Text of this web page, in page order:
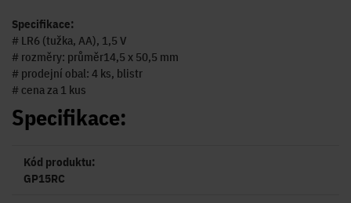
Specifikace:
# LR6 (tužka, AA), 1,5 V
# rozměry: průměr14,5 x 50,5 mm
# prodejní obal: 4 ks, blistr
# cena za 1 kus
Specifikace:
Kód produktu:
GP15RC